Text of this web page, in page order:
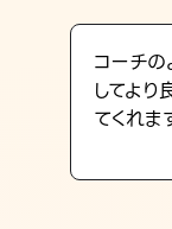
LINE占い
コーチ
してより
てくれま